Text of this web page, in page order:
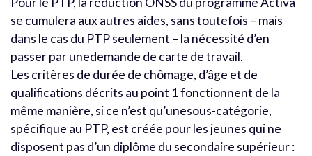
se cumulera aux autres aides, sans toutefois – mais
dans le cas du PTP seulement – la nécessité d’en
passer par unedemande de carte de travail.
Les critères de durée de chômage, d’âge et de
qualifications décrits au point 1 fonctionnent de la
même manière, si ce n’est qu’unesous-catégorie,
spécifique au PTP, est créée pour les jeunes qui ne
disposent pas d’un diplôme du secondaire supérieur :